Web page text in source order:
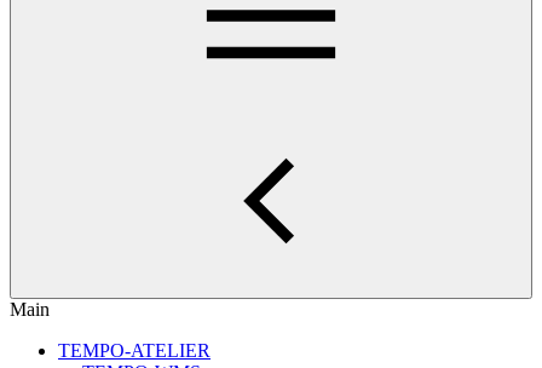
Main
TEMPO-ATELIER